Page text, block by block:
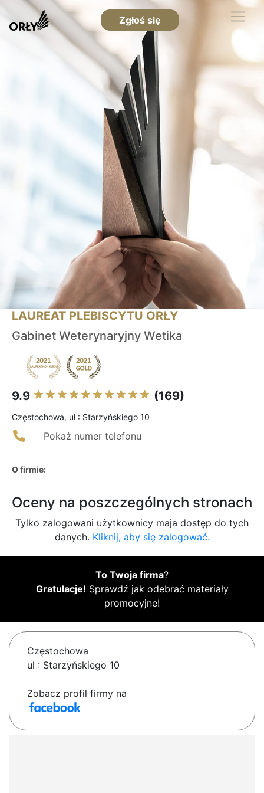
Zgłoś się
LAUREAT PLEBISCYTU ORŁY
Gabinet Weterynaryjny Wetika
9.9 (169)
Częstochowa, ul : Starzyńskiego 10
Pokaż numer telefonu
O firmie:
Oceny na poszczególnych stronach
Tylko zalogowani użytkownicy maja dostęp do tych
danych. Kliknij, aby się zalogować.
To Twoja firma?
Gratulacje! Sprawdź jak odebrać materiały
promocyjne!
Częstochowa
ul : Starzyńskiego 10
Zobacz profil firmy na